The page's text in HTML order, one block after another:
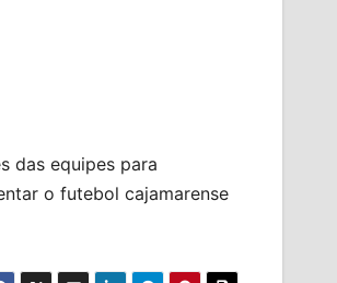
das equipes para
o futebol cajamarense